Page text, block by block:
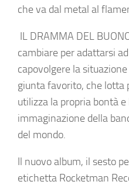
che va dal metal al
IL DRAMMA DEL
cambiare per adattarsi
capovolgere la
giunta favorito, che lotta
utilizza la propria bontà
immaginazione della
del mondo.
Il nuovo album, il sesto
etichetta Rocketman